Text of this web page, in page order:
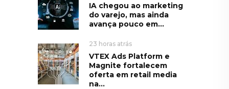
IA chegou ao marketing
do varejo, mas ainda
avança pouco em...
23 horas atrás
VTEX Ads Platform e
Magnite fortalecem
oferta em retail media
na...